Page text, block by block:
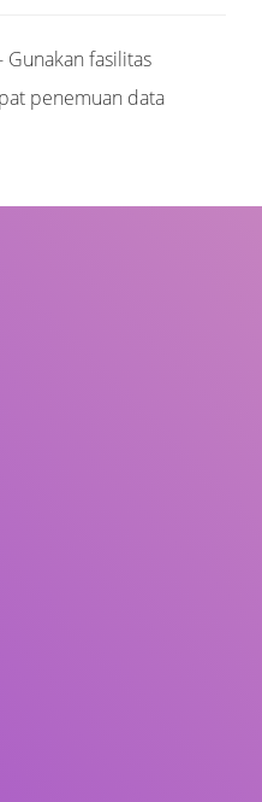
Gunakan fasilitas
penemuan data